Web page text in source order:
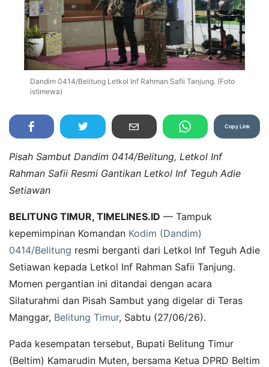
Dandim 0414/Belitung Letkol Inf Rahman Safii Tanjung. (Foto
istimewa)
Copy Link
Pisah Sambut Dandim 0414/Belitung, Letkol Inf
Rahman Safii Resmi Gantikan Letkol Inf Teguh Adie
Setiawan
BELITUNG TIMUR, TIMELINES.ID — Tampuk
kepemimpinan Komandan Kodim (Dandim)
0414/Belitung resmi berganti dari Letkol Inf Teguh Adie
Setiawan kepada Letkol Inf Rahman Safii Tanjung.
Momen pergantian ini ditandai dengan acara
Silaturahmi dan Pisah Sambut yang digelar di Teras
Manggar, Belitung Timur, Sabtu (27/06/26).
Pada kesempatan tersebut, Bupati Belitung Timur
(Beltim) Kamarudin Muten, bersama Ketua DPRD Beltim